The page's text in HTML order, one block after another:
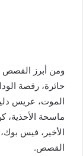
ومن أبرز القصص
حائرة، رقصة
الموت، عريس
ماسحة الأحذية،
الأخير، فيس
القصص.